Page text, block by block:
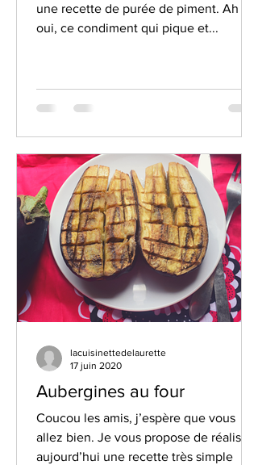
une recette de purée de piment. Ah
oui, ce condiment qui pique et...
Aubergines au four
Coucou les amis, j’espère que vous
allez bien. Je vous propose de réaliser
aujourd’hui une recette très simple
lacuisinettedelaurette
17 juin 2020